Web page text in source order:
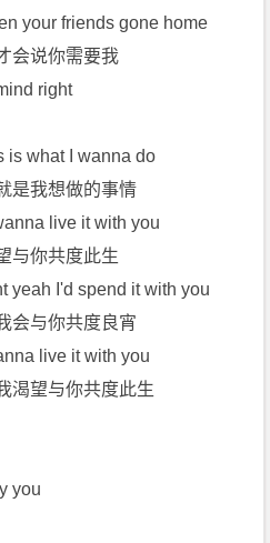
your friends gone home
会说你需要我
right
is what I wanna do
是我想做的事情
live it with you
与你共度此生
yeah I'd spend it with you
会与你共度良宵
live it with you
渴望与你共度此生
you